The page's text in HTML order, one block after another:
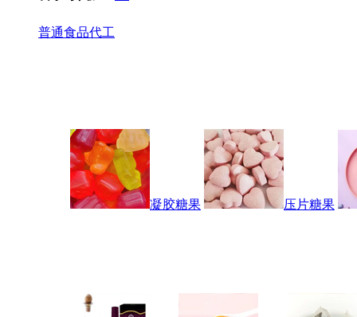
普通食品代工
凝胶糖果 压片糖果